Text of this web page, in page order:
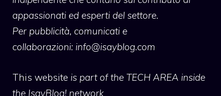
appassionati ed esperti del settore.
Per pubblicità, comunicati e
collaborazioni: info@isayblog.com
This website is part of the TECH AREA inside
the IsayBlog! network